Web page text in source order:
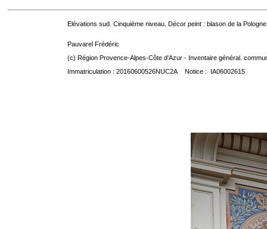
Elévations sud. Cinquième niveau. Décor peint : blason de la
Pauvarel Frédéric
(c) Région Provence-Alpes-Côte d'Azur - Inventaire général.
Immatriculation : 20160600526NUC2A Notice : IA06002615